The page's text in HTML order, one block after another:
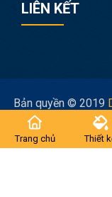
LIÊN KẾT
Bản quyền © 2019
Trang chủ Thiết